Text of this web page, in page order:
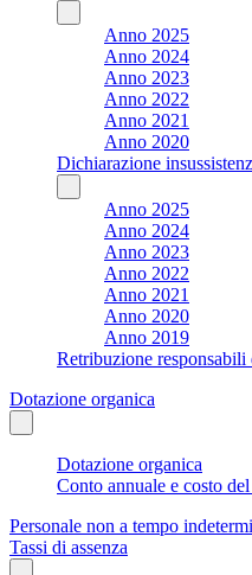
Anno 2025
Anno 2024
Anno 2023
Anno 2022
Anno 2021
Anno 2020
Dichiarazione
Anno 2025
Anno 2024
Anno 2023
Anno 2022
Anno 2021
Anno 2020
Anno 2019
Retribuzione responsabili
Dotazione organica
Dotazione organica
Conto annuale e costo
Personale non a tempo
Tassi di assenza